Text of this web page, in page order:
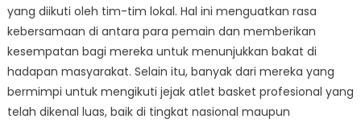
yang diikuti oleh tim-tim lokal. Hal ini menguatkan rasa
kebersamaan di antara para pemain dan memberikan
kesempatan bagi mereka untuk menunjukkan bakat di
hadapan masyarakat. Selain itu, banyak dari mereka yang
bermimpi untuk mengikuti jejak atlet basket profesional yang
telah dikenal luas, baik di tingkat nasional maupun